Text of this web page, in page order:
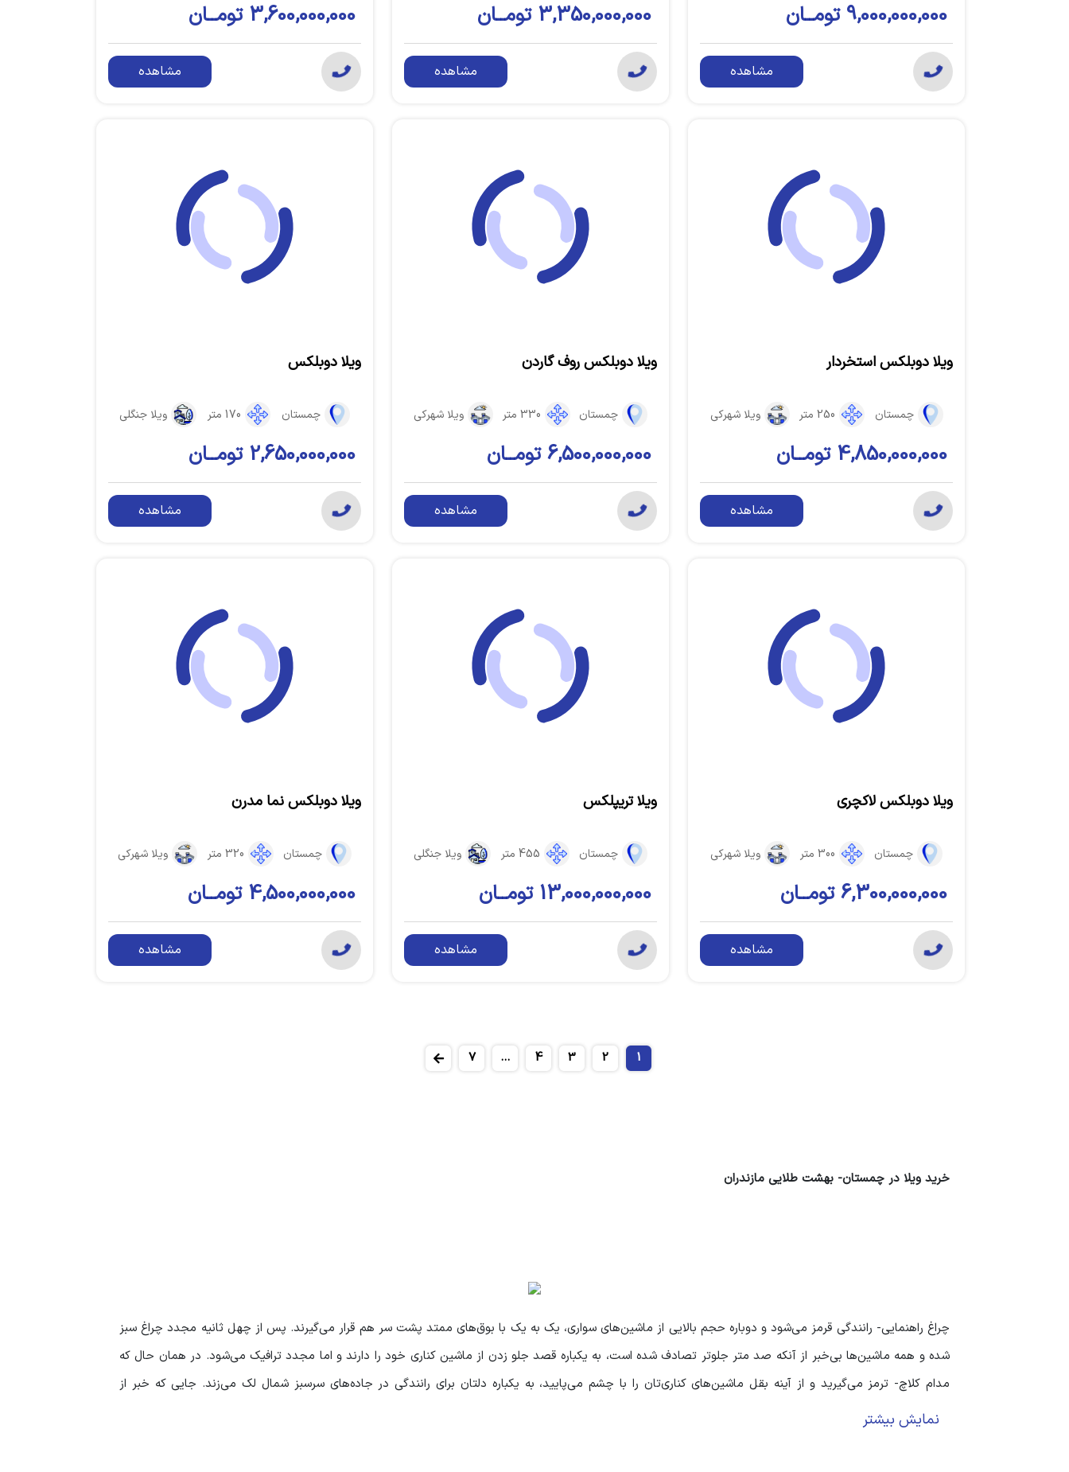
9,000,000,000 تومــان
مشاهده
3,350,000,000 تومــان
مشاهده
3,600,000,000 تومــان
مشاهده
ویلا دوبلکس استخردار
چمستان 250 متر ویلا شهرکی
4,850,000,000 تومــان
مشاهده
ویلا دوبلکس روف گاردن
چمستان 330 متر ویلا شهرکی
6,500,000,000 تومــان
مشاهده
ویلا دوبلکس
چمستان 170 متر ویلا جنگلی
2,650,000,000 تومــان
مشاهده
ویلا دوبلکس لاکچری
چمستان 300 متر ویلا شهرکی
6,300,000,000 تومــان
مشاهده
ویلا تریپلکس
چمستان 455 متر ویلا جنگلی
13,000,000,000 تومــان
مشاهده
ویلا دوبلکس نما مدرن
چمستان 320 متر ویلا شهرکی
4,500,000,000 تومــان
مشاهده
1
2
3
4
...
7
خرید ویلا در چمستان- بهشت طلایی مازندران
چراغ راهنمایی- رانندگی قرمز می‌شود و دوباره حجم بالایی از ماشین‌های سواری، یک به یک با بوق‌های ممتد پشت سر هم قرار می‌گیرند. پس از چهل ثانیه مجدد چراغ سبز
شده و همه ماشین‌ها بی‌خبر از آنکه صد متر جلوتر تصادف شده است، به یکباره قصد جلو زدن از ماشین کناری خود را دارند و اما مجدد ترافیک می‌شود. در همان حال که
مدام کلاچ- ترمز می‌گیرید و از آینه بقل ماشین‌های کناری‌تان را با چشم می‌پایید، به یکباره دلتان برای رانندگی در جاده‌های سرسبز شمال لک می‌زند. جایی که خبر از
ماشین‌های جورواجور و سرو صدای بوق‌های ممتد نیست. بیراه نیست که با دو روز تعطیلی در اواسط هفته، سیل عظیمی از مردمان شهرهای بزرگ به شمال هجوم می‌برند.
نمایش بیشتر